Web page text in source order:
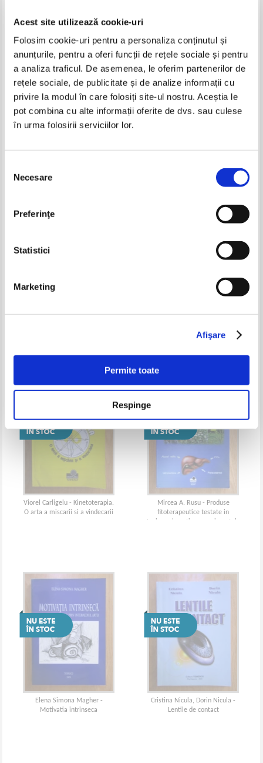
Acest site utilizează cookie-uri
Folosim cookie-uri pentru a personaliza conținutul și
anunțurile, pentru a oferi funcții de rețele sociale și pentru
a analiza traficul. De asemenea, le oferim partenerilor de
rețele sociale, de publicitate și de analize informații cu
privire la modul în care folosiți site-ul nostru. Aceștia le
pot combina cu alte informații oferite de dvs. sau culese
în urma folosirii serviciilor lor.
consimțământului
Necesare
Preferinţe
Statistici
Marketing
Afişare
Permite toate
Respinge
Doina C. Radulescu - Din umbra
Doina Onica - Cu Stefan prin
Mentenanta si fiabilitate
practice
Viorel Carligelu - Kinetoterapia.
O arta a miscarii si a vindecarii
Mircea A. Rusu - Produse
fitoterapeutice testate in
toxicoze hepatice experimentale
Elena Simona Magher -
Motivatia intrinseca
Cristina Nicula, Dorin Nicula -
Lentile de contact